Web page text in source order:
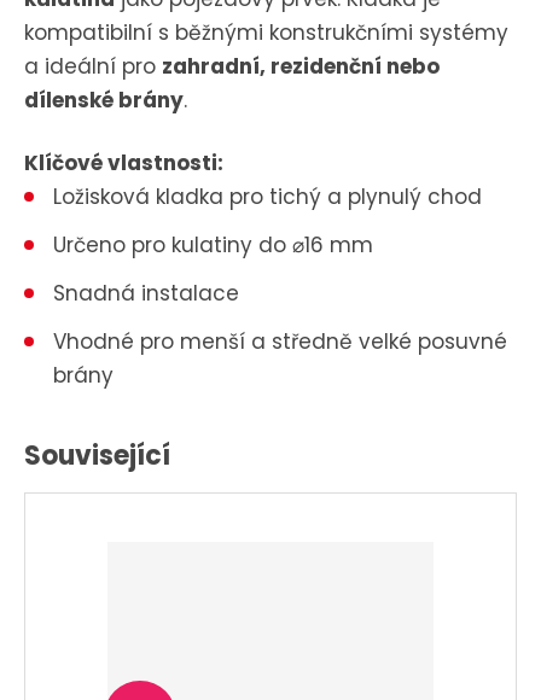
kompatibilní s běžnými konstrukčními systémy
a ideální pro zahradní, rezidenční nebo
dílenské brány.
Klíčové vlastnosti:
Ložisková kladka pro tichý a plynulý chod
Určeno pro kulatiny do ⌀16 mm
Snadná instalace
Vhodné pro menší a středně velké posuvné
brány
Související